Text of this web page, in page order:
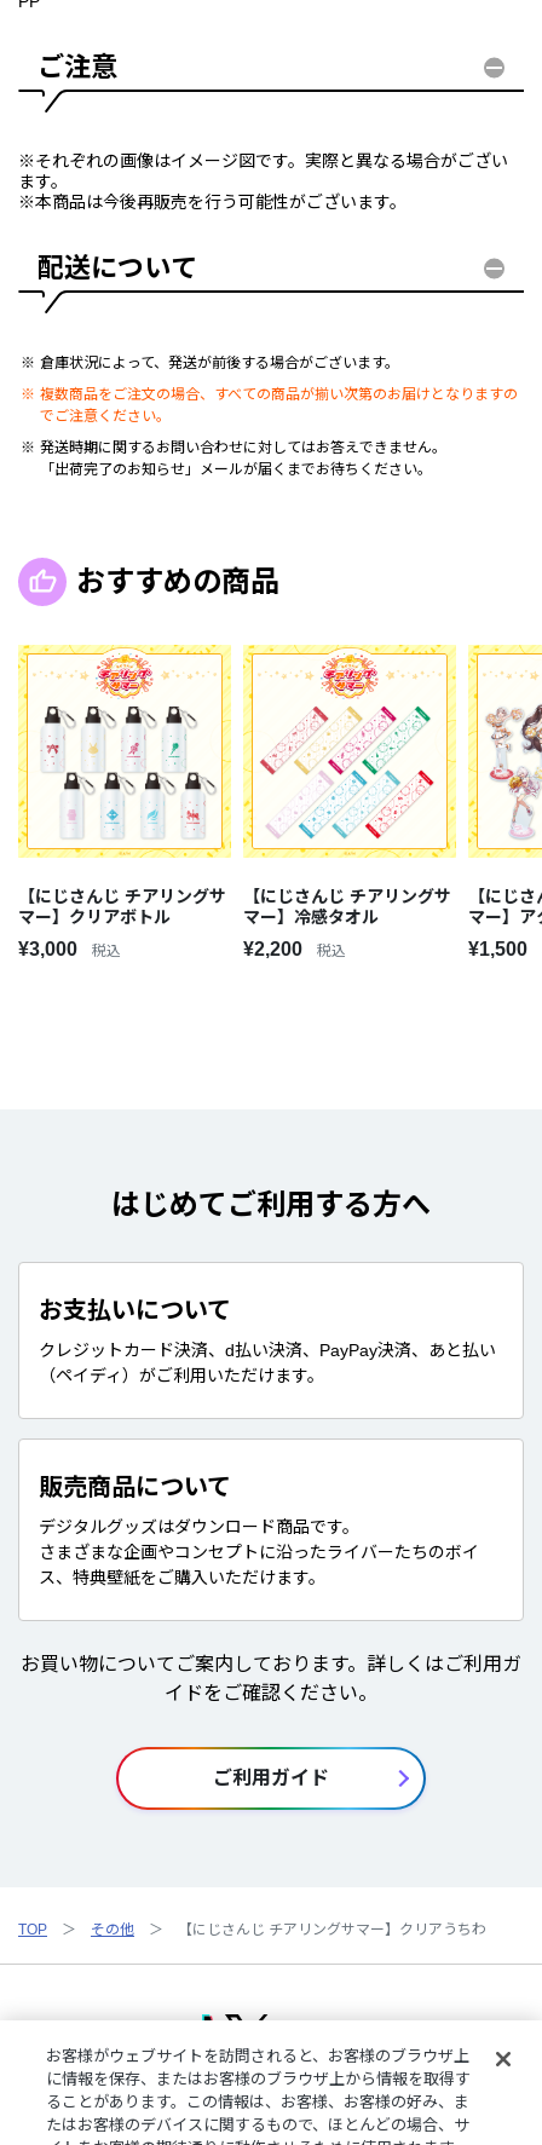
ご注意
※それぞれの画像はイメージ図です。実際と異なる場合がござい
ます。
※本商品は今後再販売を行う可能性がございます。
配送について
倉庫状況によって、発送が前後する場合がございます。
複数商品をご注文の場合、すべての商品が揃い次第のお届けとなりますの
でご注意ください。
発送時期に関するお問い合わせに対してはお答えできません。
「出荷完了のお知らせ」メールが届くまでお待ちください。
おすすめの商品
【にじさんじ チアリングサ
マー】クリアボトル
¥3,000 税込
【にじさんじ チアリングサ
マー】冷感タオル
¥2,200 税込
【にじ
マー】ア
¥1,500
はじめてご利用する方へ
お支払いについて
クレジットカード決済、d払い決済、PayPay決済、あと払い
（ペイディ）がご利用いただけます。
販売商品について
デジタルグッズはダウンロード商品です。
さまざまな企画やコンセプトに沿ったライバーたちのボイ
ス、特典壁紙をご購入いただけます。
お買い物についてご案内しております。詳しくはご利用ガ
イドをご確認ください。
ご利用ガイド
TOP その他 【にじさんじ チアリングサマー】クリアうちわ
ご利用規約プライバシーポリシー
特定商取引法に基づく表記
お客様がウェブサイトを訪問されると、お客様のブラウザ上
に情報を保存、またはお客様のブラウザ上から情報を取得す
ることがあります。この情報は、お客様、お客様の好み、ま
たはお客様のデバイスに関するもので、ほとんどの場合、サ